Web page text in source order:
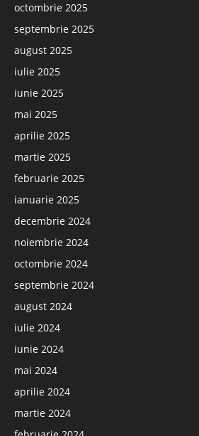
octombrie 2025
septembrie 2025
august 2025
iulie 2025
iunie 2025
mai 2025
aprilie 2025
martie 2025
februarie 2025
ianuarie 2025
decembrie 2024
noiembrie 2024
octombrie 2024
septembrie 2024
august 2024
iulie 2024
iunie 2024
mai 2024
aprilie 2024
martie 2024